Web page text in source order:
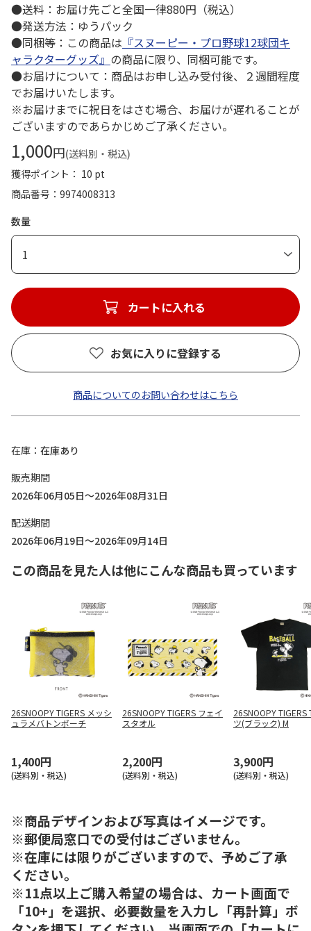
●送料：お届け先ごと全国一律880円（税込）
●発送方法：ゆうパック
●同梱等：この商品は 『スヌーピー・プロ野球12球団キ
ャラクターグッズ』 の商品に限り、同梱可能です。
●お届けについて：商品はお申し込み受付後、２週間程度
でお届けいたします。
※お届けまでに祝日をはさむ場合、お届けが遅れることが
ございますのであらかじめご了承ください。
1,000円(送料別・税込)
獲得ポイント： 10 pt
商品番号
9974008313
数量
1
カートに入れる
お気に入りに登録する
商品についてのお問い合わせはこちら
在庫
在庫あり
販売期間
2026年06月05日～2026年08月31日
配送期間
2026年06月19日～2026年09月14日
この商品を見た人は他にこんな商品も買っています
26SNOOPY TIGERS メッシ
ュラメバトンポーチ
1,400円
(送料別・税込)
26SNOOPY TIGERS フェイ
スタオル
2,200円
(送料別・税込)
26SNOOPY TIGERS
ツ(ブラック) M
3,900円
(送料別・税込)
※商品デザインおよび写真はイメージです。
※郵便局窓口での受付はございません。
※在庫には限りがございますので、予めご了承
ください。
※11点以上ご購入希望の場合は、カート画面で
「10+」を選択、必要数量を入力し「再計算」ボ